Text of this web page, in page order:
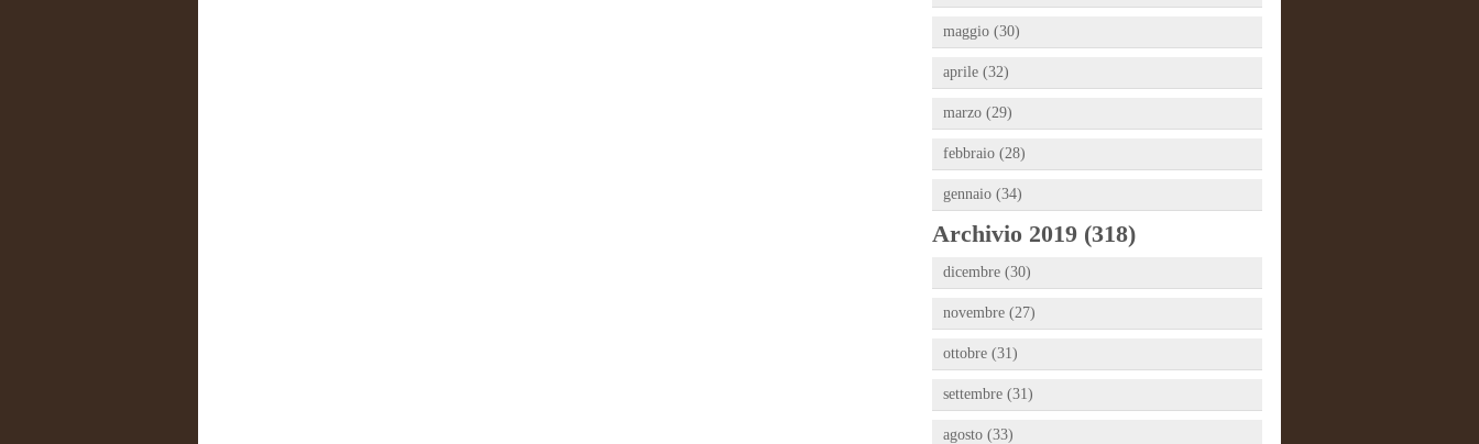
maggio (30)
aprile (32)
marzo (29)
febbraio (28)
gennaio (34)
Archivio 2019 (318)
dicembre (30)
novembre (27)
ottobre (31)
settembre (31)
agosto (33)